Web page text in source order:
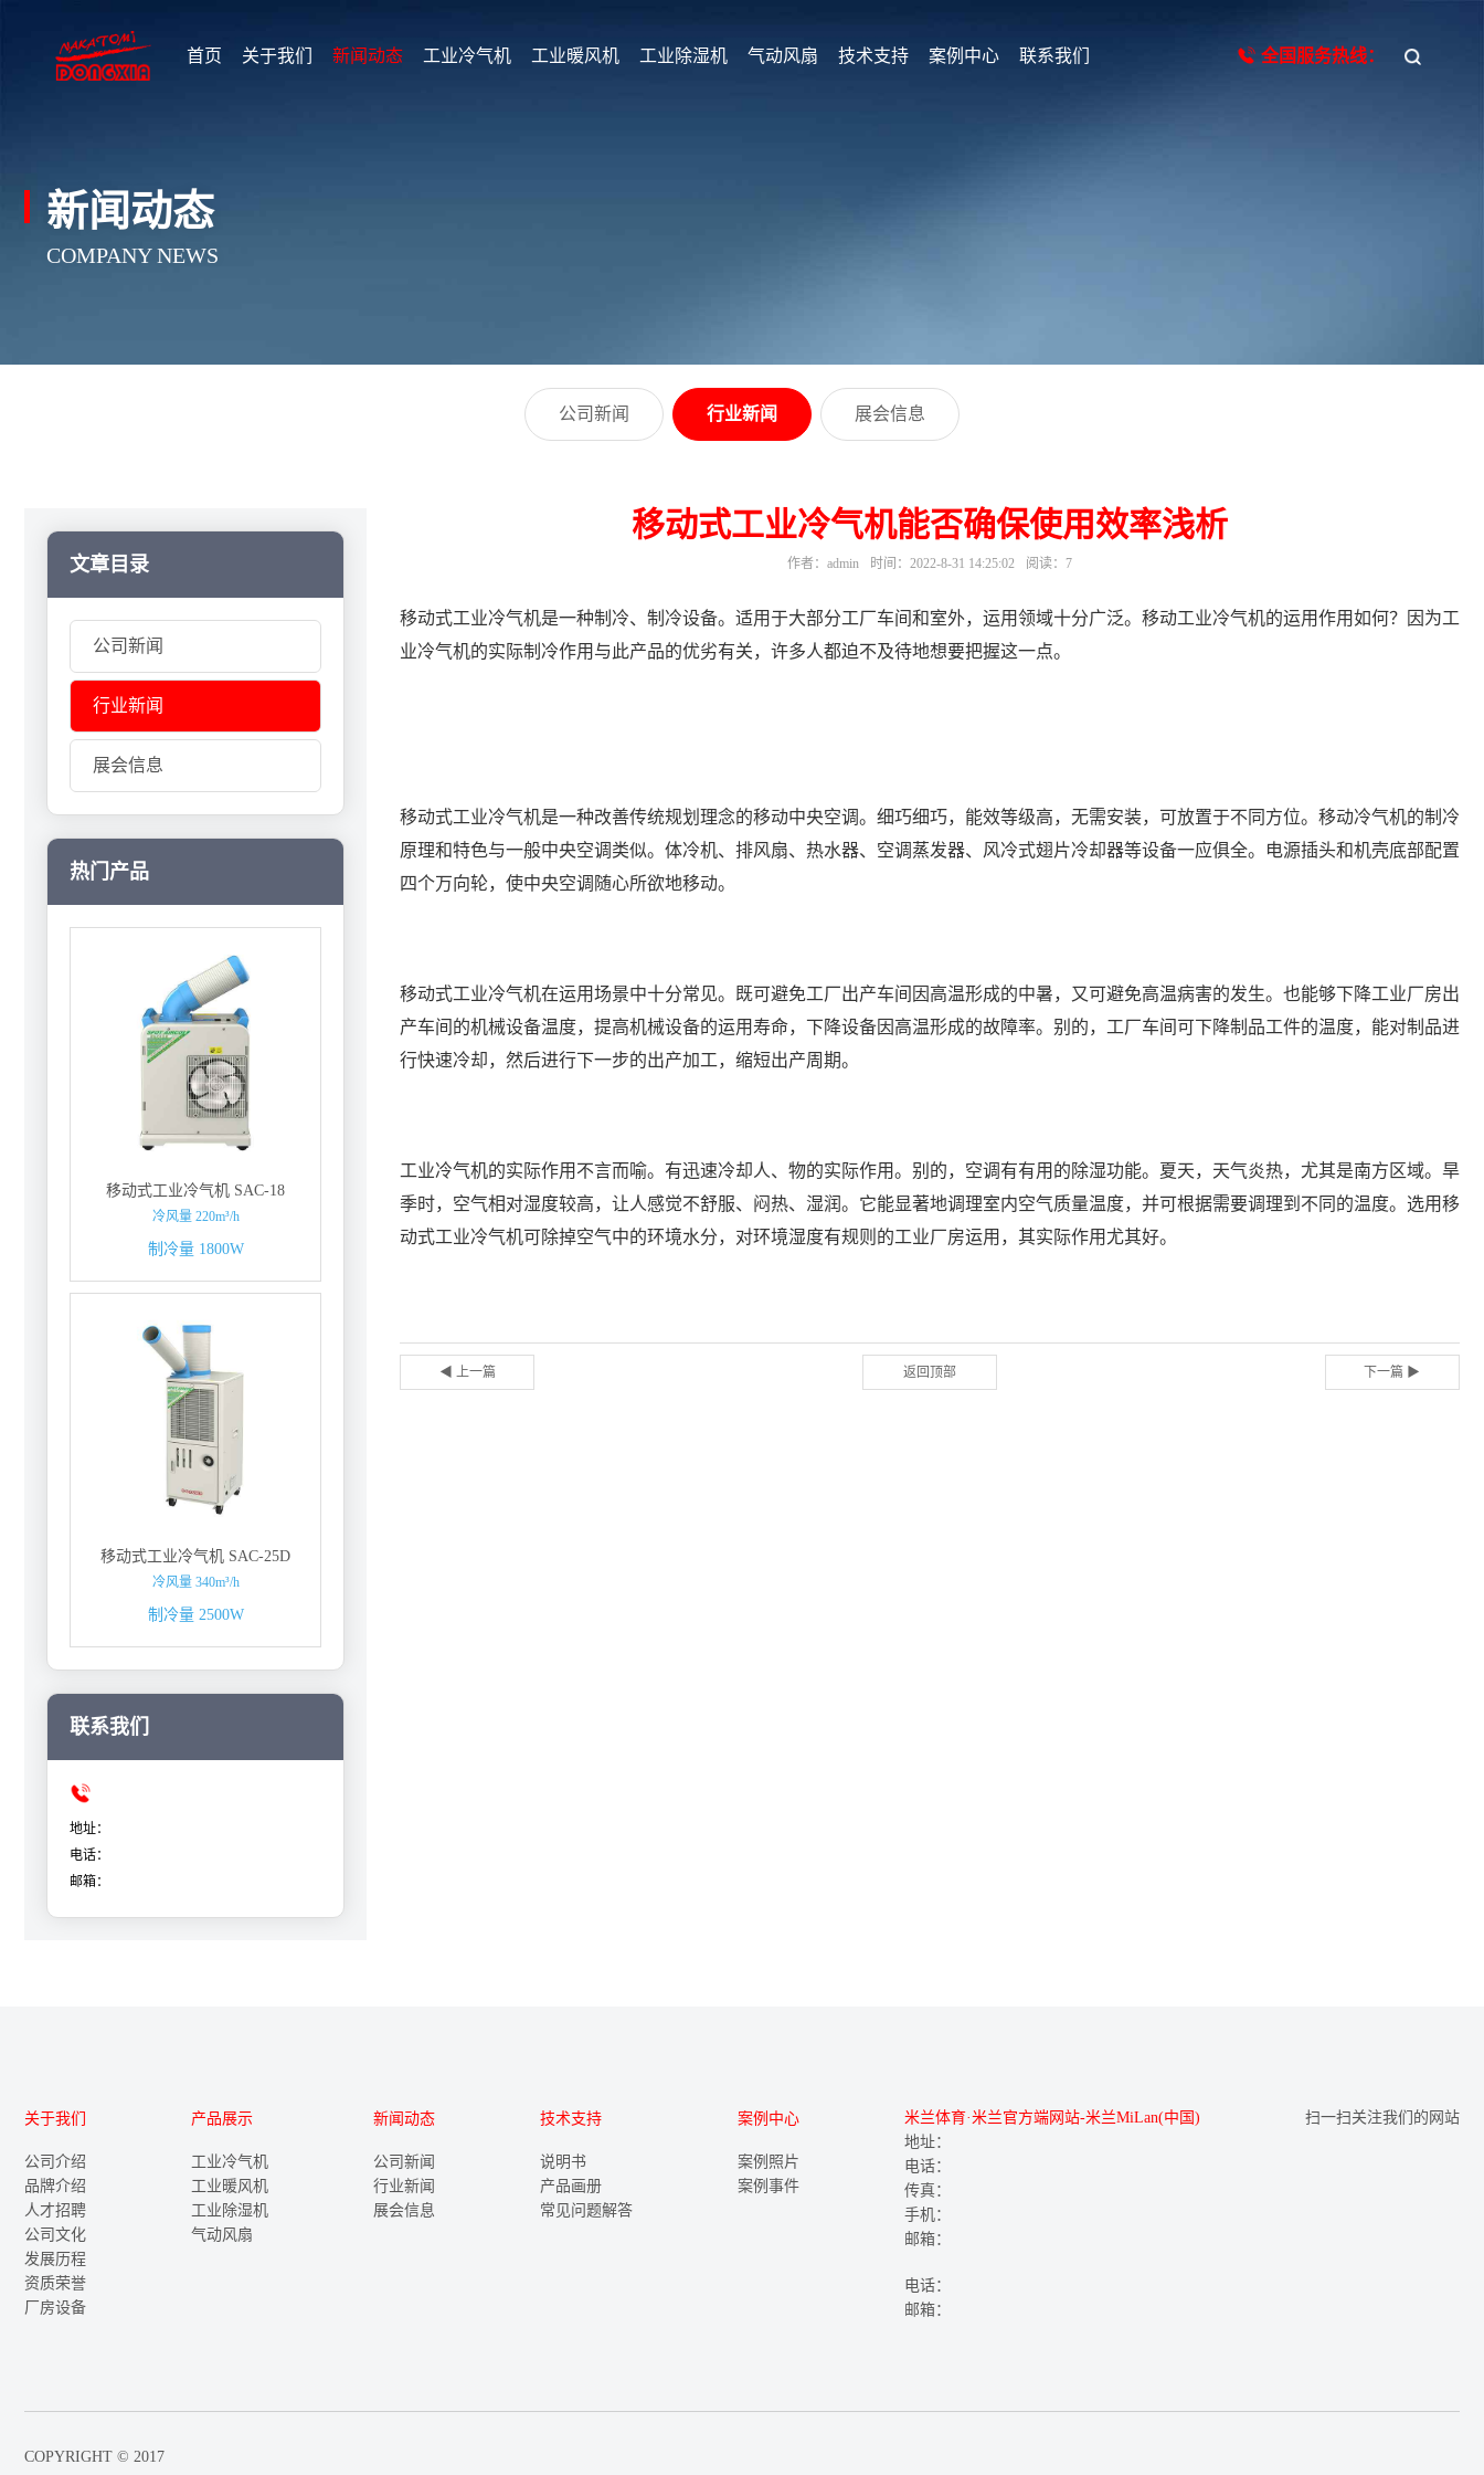
首页 关于我们 新闻动态 工业冷气机 工业暖风机 工业除湿机 气动风扇 技术支持 案例中心 联系我们 全国服务热线：
新闻动态
COMPANY NEWS
公司新闻 行业新闻 展会信息
移动式工业冷气机能否确保使用效率浅析
作者：admin 时间：2022-8-31 14:25:02 阅读：7
移动式工业冷气机是一种制冷、制冷设备。适用于大部分工厂车间和室外，运用领域十分广泛。移动工业冷气机的运用作用如何？因为工
业冷气机的实际制冷作用与此产品的优劣有关，许多人都迫不及待地想要把握这一点。
移动式工业冷气机是一种改善传统规划理念的移动中央空调。细巧细巧，能效等级高，无需安装，可放置于不同方位。移动冷气机的制冷
原理和特色与一般中央空调类似。体冷机、排风扇、热水器、空调蒸发器、风冷式翅片冷却器等设备一应俱全。电源插头和机壳底部配置
四个万向轮，使中央空调随心所欲地移动。
移动式工业冷气机在运用场景中十分常见。既可避免工厂出产车间因高温形成的中暑，又可避免高温病害的发生。也能够下降工业厂房出
产车间的机械设备温度，提高机械设备的运用寿命，下降设备因高温形成的故障率。别的，工厂车间可下降制品工件的温度，能对制品进
行快速冷却，然后进行下一步的出产加工，缩短出产周期。
工业冷气机的实际作用不言而喻。有迅速冷却人、物的实际作用。别的，空调有有用的除湿功能。夏天，天气炎热，尤其是南方区域。旱
季时，空气相对湿度较高，让人感觉不舒服、闷热、湿润。它能显著地调理室内空气质量温度，并可根据需要调理到不同的温度。选用移
动式工业冷气机可除掉空气中的环境水分，对环境湿度有规则的工业厂房运用，其实际作用尤其好。
◀ 上一篇 返回顶部 下一篇 ▶
文章目录
公司新闻
行业新闻
展会信息
热门产品
移动式工业冷气机 SAC-18
冷风量 220m³/h
制冷量 1800W
移动式工业冷气机 SAC-25D
冷风量 340m³/h
制冷量 2500W
联系我们
地址：
电话：
邮箱：
关于我们
公司介绍
品牌介绍
人才招聘
公司文化
发展历程
资质荣誉
厂房设备
产品展示
工业冷气机
工业暖风机
工业除湿机
气动风扇
新闻动态
公司新闻
行业新闻
展会信息
技术支持
说明书
产品画册
常见问题解答
案例中心
案例照片
案例事件
米兰体育·米兰官方端网站-米兰MiLan(中国)
地址：
电话：
传真：
手机：
邮箱：
电话：
邮箱：
扫一扫关注我们的网站
COPYRIGHT © 2017